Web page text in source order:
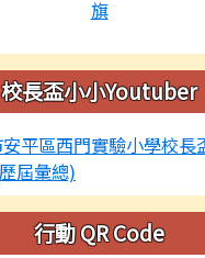
校長盃小小Youtuber
行動 QR Code